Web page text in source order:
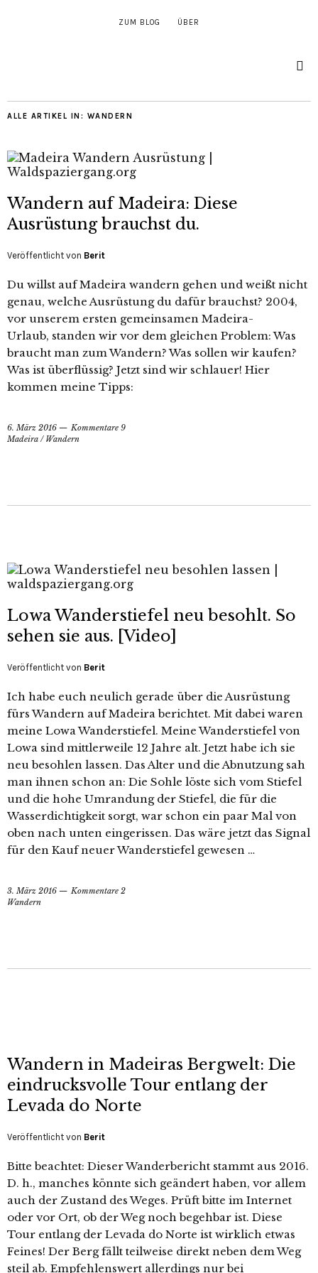
ZUM BLOG ÜBER
ALLE ARTIKEL IN: WANDERN
Wandern auf Madeira: Diese
Ausrüstung brauchst du.
Veröffentlicht von Berit
Du willst auf Madeira wandern gehen und weißt nicht
genau, welche Ausrüstung du dafür brauchst? 2004,
vor unserem ersten gemeinsamen Madeira-
Urlaub, standen wir vor dem gleichen Problem: Was
braucht man zum Wandern? Was sollen wir kaufen?
Was ist überflüssig? Jetzt sind wir schlauer! Hier
kommen meine Tipps:
6. März 2016
Kommentare 9
Madeira / Wandern
Lowa Wanderstiefel neu besohlt. So
sehen sie aus. [Video]
Veröffentlicht von Berit
Ich habe euch neulich gerade über die Ausrüstung
fürs Wandern auf Madeira berichtet. Mit dabei waren
meine Lowa Wanderstiefel. Meine Wanderstiefel von
Lowa sind mittlerweile 12 Jahre alt. Jetzt habe ich sie
neu besohlen lassen. Das Alter und die Abnutzung sah
man ihnen schon an: Die Sohle löste sich vom Stiefel
und die hohe Umrandung der Stiefel, die für die
Wasserdichtigkeit sorgt, war schon ein paar Mal von
oben nach unten eingerissen. Das wäre jetzt das Signal
für den Kauf neuer Wanderstiefel gewesen …
3. März 2016
Kommentare 2
Wandern
Wandern in Madeiras Bergwelt: Die
eindrucksvolle Tour entlang der
Levada do Norte
Veröffentlicht von Berit
Bitte beachtet: Dieser Wanderbericht stammt aus 2016.
D. h., manches könnte sich geändert haben, vor allem
auch der Zustand des Weges. Prüft bitte im Internet
oder vor Ort, ob der Weg noch begehbar ist. Diese
Tour entlang der Levada do Norte ist wirklich etwas
Feines! Der Berg fällt teilweise direkt neben dem Weg
steil ab. Empfehlenswert allerdings nur bei